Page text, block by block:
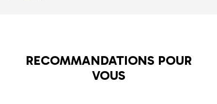
RECOMMANDATIONS POUR
VOUS